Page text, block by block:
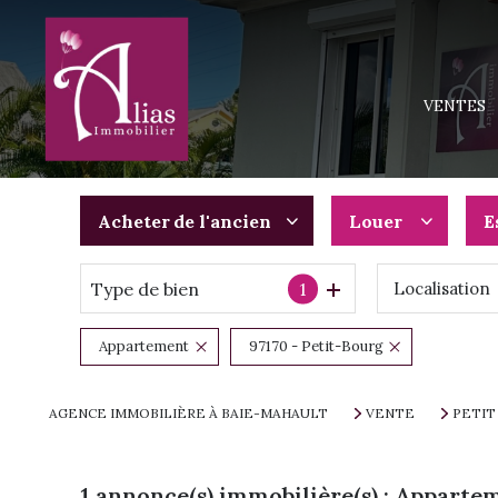
VENTES
TERRAINS
Acheter de l'ancien
De l'ancien
Du neuf
De l'immo pro
Louer
à l'année
De l'immo pro
Type de bien 1 Localisation
Appartement 97170 - Petit-Bourg
AGENCE IMMOBILIÈRE À BAIE-MAHAULT VENTE PETIT